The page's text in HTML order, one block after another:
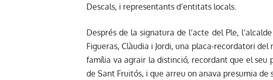
Descals, i representants d’entitats locals.
Després de la signatura de l’acte del Ple,
Figueras, Clàudia i Jordi, una placa-recordatori
família va agrair la distinció, recordant que el
de Sant Fruitós, i que arreu on anava presumia de